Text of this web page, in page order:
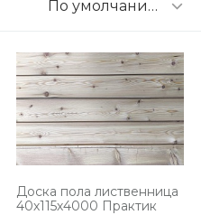
По умолчанию
Доска пола лиственница
40х115х4000 Практик